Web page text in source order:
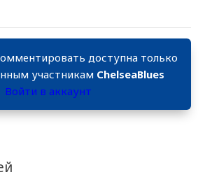
доступна только
участникам ChelseaBlues
Войти в аккаунт